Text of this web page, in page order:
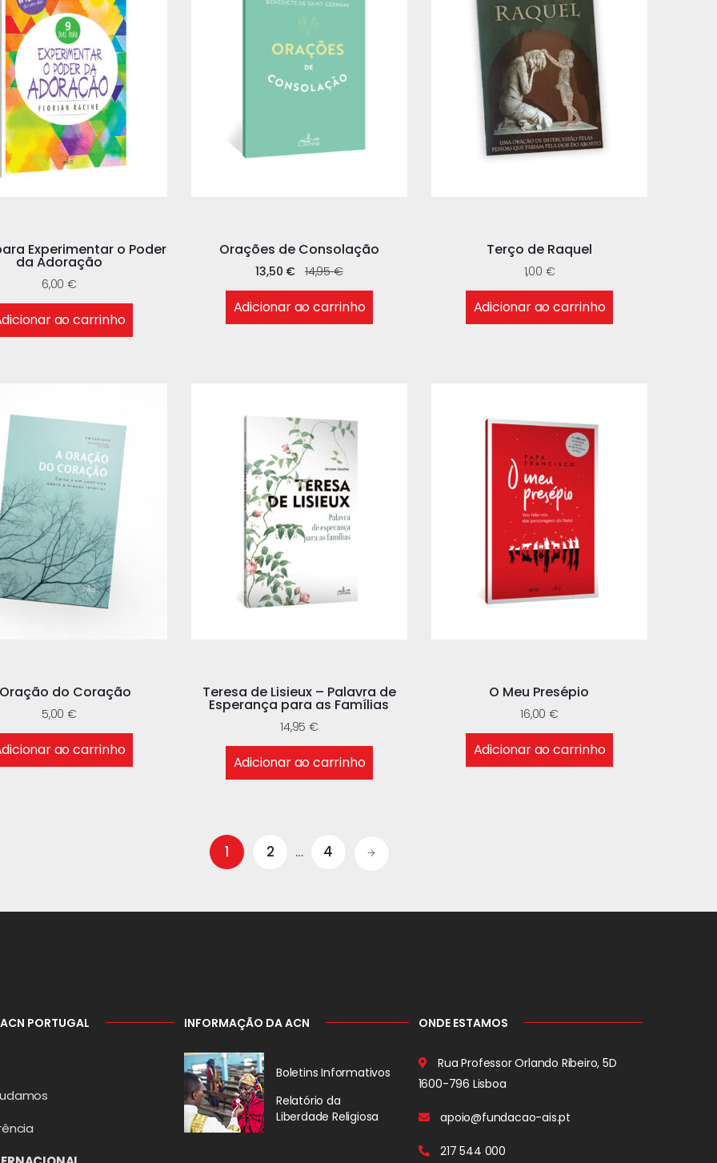
Experimentar o Poder
da Adoração
6,00€
ao carrinho
Orações de Consolação
14,95€
13,50 €
Adicionar ao carrinho
Terço de Raquel
1,00 €
Adicionar ao carrinho
do Coração
5,00€
ao carrinho
Teresa de Lisieux – Palavra de
Esperança para as Famílias
14,95 €
Adicionar ao carrinho
O Meu Presépio
16,00 €
Adicionar ao carrinho
1 2 … 4
PORTUGAL INFORMAÇÃO DA ACN
Boletins Informativos
Relatório da
Liberdade Religiosa
ONDE ESTAMOS
Rua Professor Orlando Ribeiro, 5D
1600-796 Lisboa
apoio@fundacao-ais.pt
217 544 000